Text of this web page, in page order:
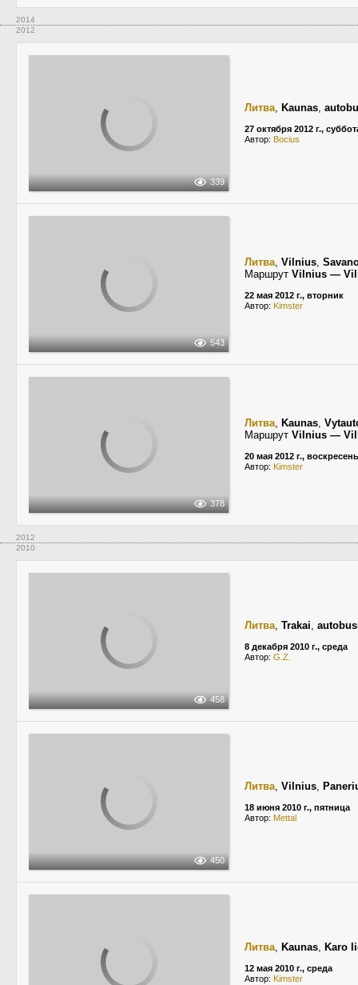
2014
2012
339
Литва, Kaunas,
27 октября 2012 г.,
Автор: Bocius
543
Литва, Vilnius,
Маршрут Vilnius —
22 мая 2012 г., вторник
Автор: Kimster
378
Литва, Kaunas,
Маршрут Vilnius —
20 мая 2012 г.,
Автор: Kimster
2012
2010
458
Литва, Trakai,
8 декабря 2010 г., среда
Автор: G.Z.
450
Литва, Vilnius,
18 июня 2010 г., пятница
Автор: Mettal
Литва, Kaunas, Karo
12 мая 2010 г., среда
Автор: Kimster